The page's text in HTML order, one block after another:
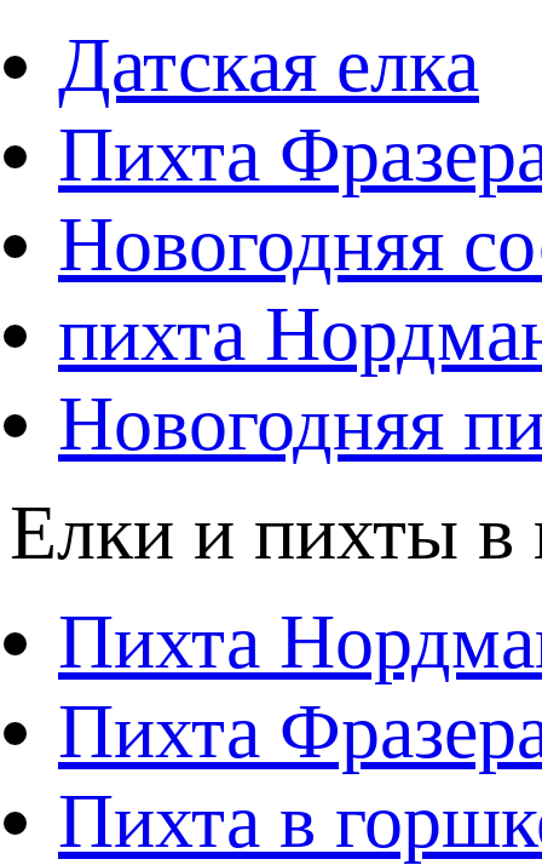
Датская елка
Пихта
Новогодняя
пихта
Новогодняя
Елки и пихты в
Пихта
Пихта
Пихта в